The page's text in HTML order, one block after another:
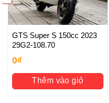
GTS Super S 150cc 2023
29G2-108.70
0₫
Thêm vào giỏ